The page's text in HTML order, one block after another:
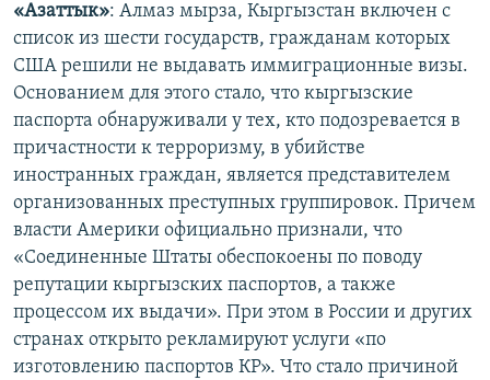
«Азаттык»: Алмаз мырза, Кыргызстан включен с
список из шести государств, гражданам которых
США решили не выдавать иммиграционные визы.
Основанием для этого стало, что кыргызские
паспорта обнаруживали у тех, кто подозревается в
причастности к терроризму, в убийстве
иностранных граждан, является представителем
организованных преступных группировок. Причем
власти Америки официально признали, что
«Соединенные Штаты обеспокоены по поводу
репутации кыргызских паспортов, а также
процессом их выдачи». При этом в России и других
странах открыто рекламируют услуги «по
изготовлению паспортов КР». Что стало причиной